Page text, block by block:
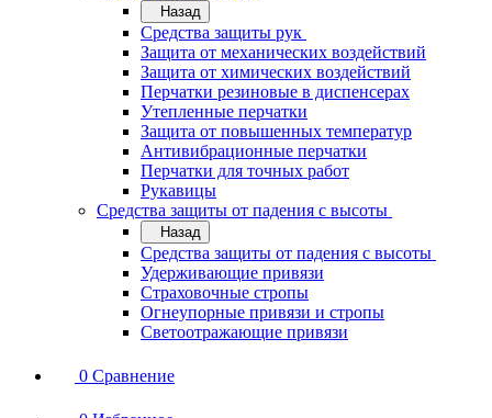
Назад
Средства защиты рук
Защита от механических воздействий
Защита от химических воздействий
Перчатки резиновые в диспенсерах
Утепленные перчатки
Защита от повышенных температур
Антивибрационные перчатки
Перчатки для точных работ
Рукавицы
Средства защиты от падения с высоты
Назад
Средства защиты от падения с высоты
Удерживающие привязи
Страховочные стропы
Огнеупорные привязи и стропы
Светоотражающие привязи
0 Сравнение